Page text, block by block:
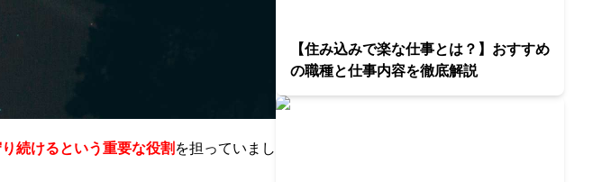
続けるという重要な役割を担っていまし
【住み込みで楽な仕事とは？】おすすめ
の職種と仕事内容を徹底解説